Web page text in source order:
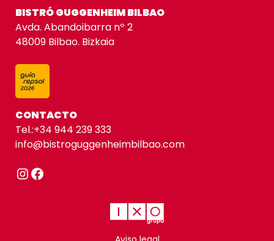
BISTRÓ GUGGENHEIM BILBAO
Avda. Abandoibarra nº 2
48009 Bilbao. Bizkaia
CONTACTO
Tel.:+34 944 239 333
info@bistroguggenheimbilbao.com
Instagram
Facebook